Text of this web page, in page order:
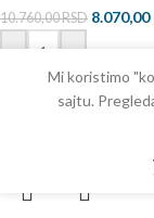
Mi koristimo
sajtu.
10.760,00RSD 8.070,00
- +